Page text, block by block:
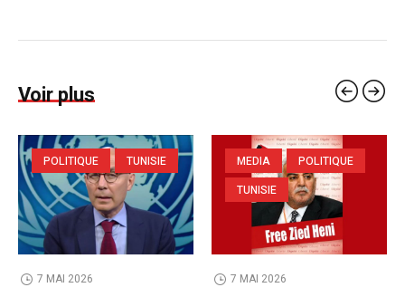
Voir plus
POLITIQUE TUNISIE
7 MAI 2026
MEDIA
POLITIQUE
TUNISIE
7 MAI 2026